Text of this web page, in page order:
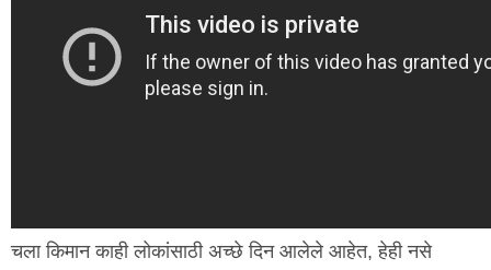
चला किमान काही लोकांसाठी अच्छे दिन आलेले आहेत, हेही नसे